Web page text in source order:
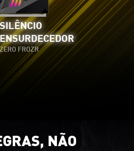
SILÊNCIO
ENSURDECEDOR
ZERO FROZR
NÃO